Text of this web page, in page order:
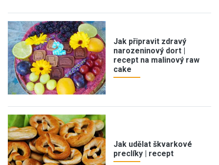
Jak připravit zdravý
narozeninový dort |
recept na malinový raw
cake
Jak udělat škvarkové
preclíky | recept